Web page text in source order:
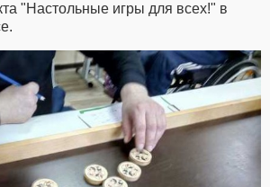
"Настольные игры для всех!" в